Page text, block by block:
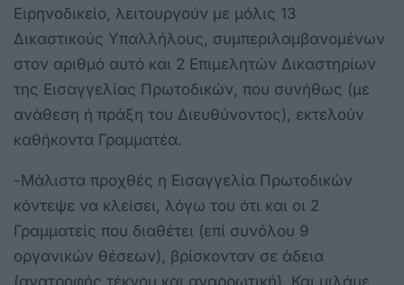
Ειρηνοδικείο, λειτουργούν με μόλις 13
Δικαστικούς Υπαλλήλους, συμπεριλαμβανομένων
στον αριθμό αυτό και 2 Επιμελητών Δικαστηρίων
της Εισαγγελίας Πρωτοδικών, που συνήθως (με
ανάθεση ή πράξη του Διευθύνοντος), εκτελούν
καθήκοντα Γραμματέα.
-Μάλιστα προχθές η Εισαγγελία Πρωτοδικών
κόντεψε να κλείσει, λόγω του ότι και οι 2
Γραμματείς που διαθέτει (επί συνόλου 9
οργανικών θέσεων), βρίσκονταν σε άδεια
(ανατροφής τέκνου και αναρρωτική). Και μιλάμε